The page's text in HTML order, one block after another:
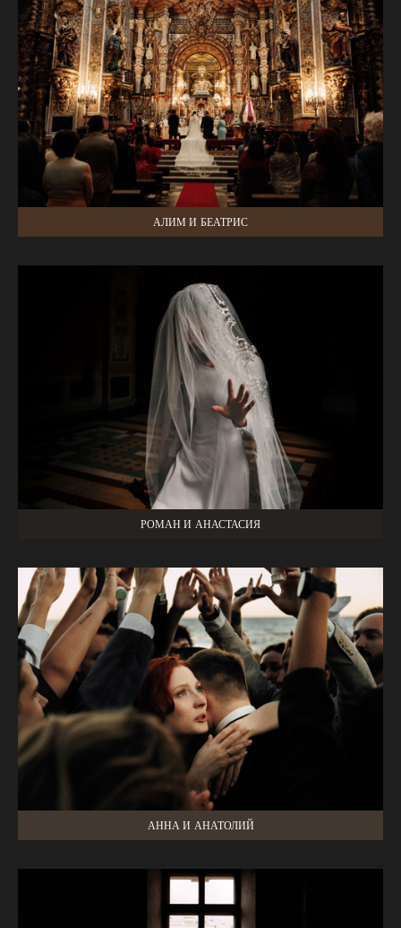
АЛИМ И БЕАТРИС
РОМАН И АНАСТАСИЯ
АННА И АНАТОЛИЙ